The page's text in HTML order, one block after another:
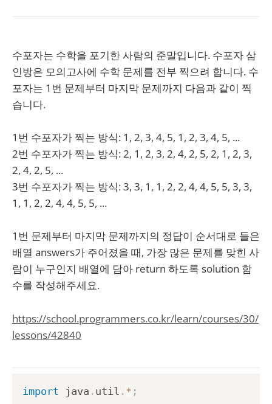
수포자는 수학을 포기한 사람의 준말입니다. 수포자 삼
인방은 모의고사에 수학 문제를 전부 찍으려 합니다. 수
포자는 1번 문제부터 마지막 문제까지 다음과 같이 찍
습니다.
1번 수포자가 찍는 방식: 1, 2, 3, 4, 5, 1, 2, 3, 4, 5, ...
2번 수포자가 찍는 방식: 2, 1, 2, 3, 2, 4, 2, 5, 2, 1, 2, 3,
2, 4, 2, 5, ...
3번 수포자가 찍는 방식: 3, 3, 1, 1, 2, 2, 4, 4, 5, 5, 3, 3,
1, 1, 2, 2, 4, 4, 5, 5, ...
1번 문제부터 마지막 문제까지의 정답이 순서대로 들은
배열 answers가 주어졌을 때, 가장 많은 문제를 맞힌 사
람이 누구인지 배열에 담아 return 하도록 solution 함
수를 작성해주세요.
https://school.programmers.co.kr/learn/courses/30/
lessons/42840
import java . util . * ;